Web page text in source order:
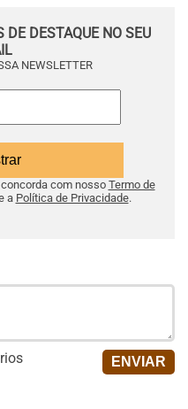
DE DESTAQUE NO SEU
NEWSLETTER
com nosso Termo de
a Política de Privacidade.